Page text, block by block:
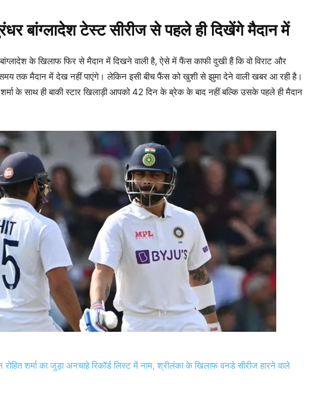
बांग्लादेश टेस्ट सीरीज से पहले ही दिखेंगे मैदान में
के खिलाफ फिर से मैदान में दिखने वाली है, ऐसे में फैंस काफी दुखी हैं कि वो विराट और
तक मैदान में देख नहीं पाएंगे। लेकिन इसी बीच फैंस को खुशी से झुमा देने वाली खबर आ रही है।
शर्मा के साथ ही बाकी स्टार खिलाड़ी आपको 42 दिन के ब्रेक के बाद नहीं बल्कि उसके पहले ही मैदान
शर्मा का जुड़ा अनचाहे रिकॉर्ड लिस्ट में नाम, श्रीलंका के खिलाफ वनडे सीरीज हारने वाले